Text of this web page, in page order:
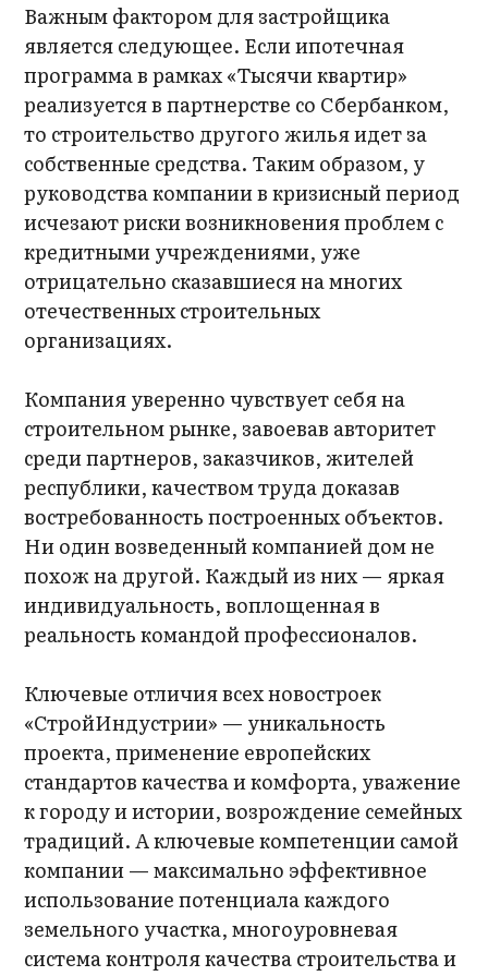
Важным фактором для застройщика
является следующее. Если ипотечная
программа в рамках «Тысячи квартир»
реализуется в партнерстве со Сбербанком,
то строительство другого жилья идет за
собственные средства. Таким образом, у
руководства компании в кризисный период
исчезают риски возникновения проблем с
кредитными учреждениями, уже
отрицательно сказавшиеся на многих
отечественных строительных
организациях.
Компания уверенно чувствует себя на
строительном рынке, завоевав авторитет
среди партнеров, заказчиков, жителей
республики, качеством труда доказав
востребованность построенных объектов.
Ни один возведенный компанией дом не
похож на другой. Каждый из них — яркая
индивидуальность, воплощенная в
реальность командой профессионалов.
Ключевые отличия всех новостроек
«СтройИндустрии» — уникальность
проекта, применение европейских
стандартов качества и комфорта, уважение
к городу и истории, возрождение семейных
традиций. А ключевые компетенции самой
компании — максимально эффективное
использование потенциала каждого
земельного участка, многоуровневая
система контроля качества строительства и